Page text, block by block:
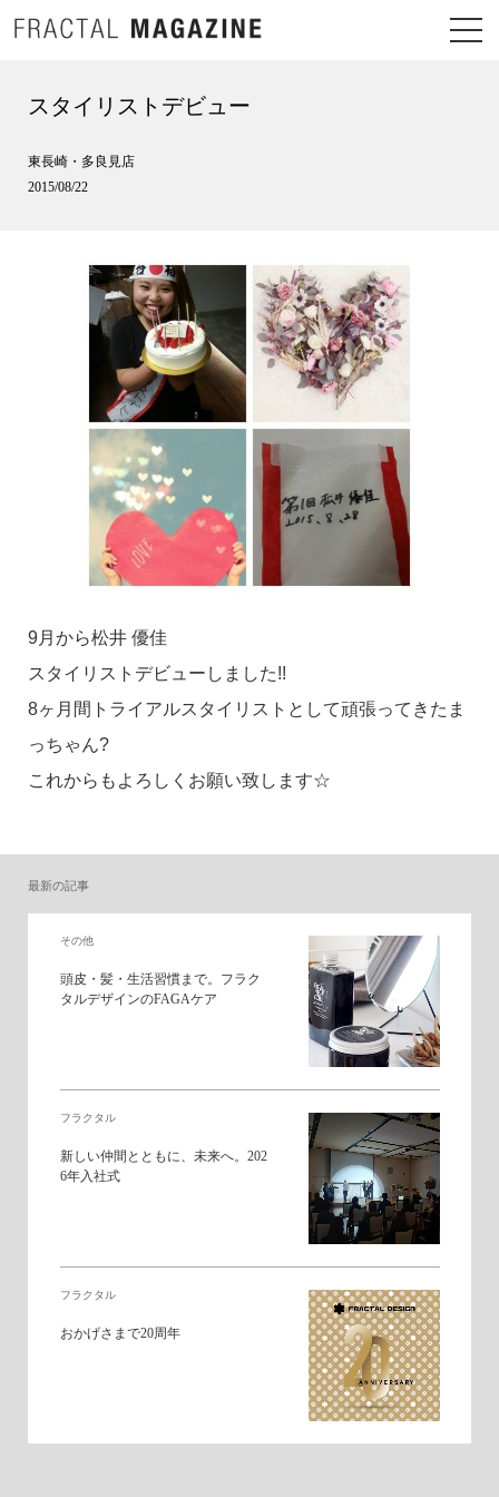
スタイリストデビュー
東長崎・多良見店
2015/08/22
9月から松井 優佳
スタイリストデビューしました!!
8ヶ月間トライアルスタイリストとして頑張ってきたま
っちゃん?
これからもよろしくお願い致します☆
最新の記事
その他
頭皮・髪・生活習慣まで。フラク
タルデザインのFAGAケア
フラクタル
新しい仲間とともに、未来へ。202
6年入社式
フラクタル
おかげさまで20周年